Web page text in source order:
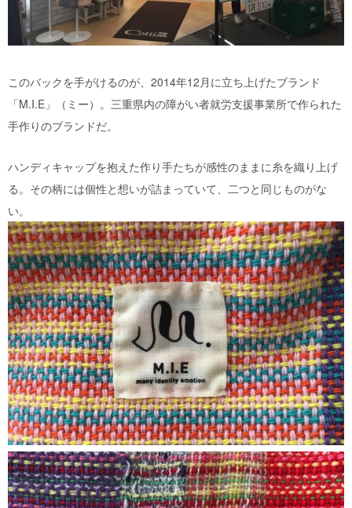
このバックを手がけるのが、2014年12月に立ち上げたブランド
「M.I.E」（ミー）。三重県内の障がい者就労支援事業所で作られた
手作りのブランドだ。
ハンディキャップを抱えた作り手たちが感性のままに糸を織り上げ
る。その柄には個性と想いが詰まっていて、二つと同じものがな
い。